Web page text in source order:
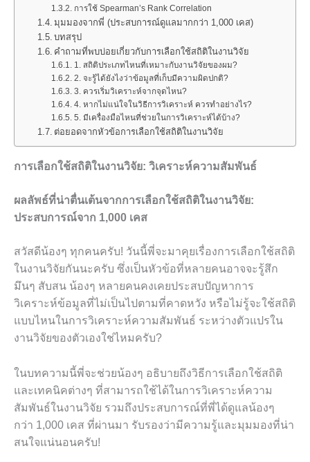
การใช้ Spearman’s Rank Correlation
มุมมองจากพี่ (ประสบการณ์ดูแลมากกว่า 1,000 เคส)
บทสรุป
คำถามที่พบบ่อยเกี่ยวกับการเลือกใช้สถิติในงานวิจัย
1. สถิติประเภทไหนที่เหมาะกับงานวิจัยของผม?
2. จะรู้ได้ยังไงว่าข้อมูลที่เก็บมีความผิดปกติ?
3. ควรเริ่มวิเคราะห์จากจุดไหน?
4. หากไม่แน่ใจในวิธีการวิเคราะห์ ควรทำอย่างไร?
5. มีเครื่องมือไหนที่ช่วยในการวิเคราะห์ได้บ้าง?
ต่อยอดจากหัวข้อการเลือกใช้สถิติในงานวิจัย
การเลือกใช้สถิติในงานวิจัย: วิเคราะห์ความสัมพันธ์
ผลลัพธ์ที่น่าตื่นเต้นจากการเลือกใช้สถิติในงานวิจัย:
ประสบการณ์จาก 1,000 เคส
สวัสดีน้องๆ ทุกคนครับ! วันนี้พี่จะมาคุยเรื่องการเลือกใช้สถิติ
ในงานวิจัยกันนะครับ ซึ่งเป็นหัวข้อที่หลายคนอาจจะรู้สึก
มึนๆ สับสน น้องๆ หลายคนคงเคยประสบปัญหาการ
วิเคราะห์ข้อมูลที่ไม่เป็นไปตามที่คาดหวัง หรือไม่รู้จะใช้สถิติ
แบบไหนในการวิเคราะห์ความสัมพันธ์ ระหว่างตัวแปรใน
งานวิจัยของตัวเองใช่ไหมครับ?
ในบทความนี้พี่จะช่วยน้องๆ อธิบายถึงวิธีการเลือกใช้สถิติ
และเทคนิคต่างๆ ที่สามารถใช้ได้ในการวิเคราะห์ความ
สัมพันธ์ในงานวิจัย รวมถึงประสบการณ์ที่พี่ได้ดูแลน้องๆ
กว่า 1,000 เคส ที่ผ่านมา รับรองว่ามีความรู้และมุมมองที่น่า
สนใจแน่นอนครับ!